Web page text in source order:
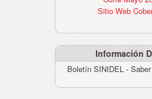
Sitio Web
Información
Boletín SINIDEL -